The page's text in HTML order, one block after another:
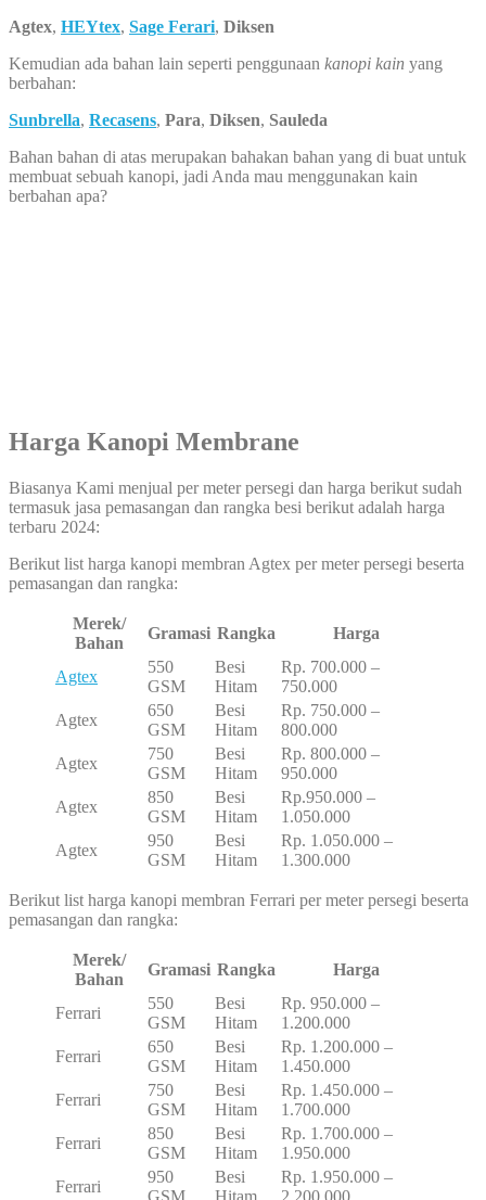
Agtex, HEYtex, Sage Ferari, Diksen
Kemudian ada bahan lain seperti penggunaan kanopi kain yang
berbahan:
Sunbrella, Recasens, Para, Diksen, Sauleda
Bahan bahan di atas merupakan bahakan bahan yang di buat untuk
membuat sebuah kanopi, jadi Anda mau menggunakan kain
berbahan apa?
Harga Kanopi Membrane
Biasanya Kami menjual per meter persegi dan harga berikut sudah
termasuk jasa pemasangan dan rangka besi berikut adalah harga
terbaru 2024:
Berikut list harga kanopi membran Agtex per meter persegi beserta
pemasangan dan rangka:
Merek/
Bahan
Gramasi Rangka Harga
Agtex
550
GSM
Besi
Hitam
Rp. 700.000 –
750.000
Agtex
650
GSM
Besi
Hitam
Rp. 750.000 –
800.000
Agtex
750
GSM
Besi
Hitam
Rp. 800.000 –
950.000
Agtex
850
GSM
Besi
Hitam
Rp.950.000 –
1.050.000
Agtex
950
GSM
Besi
Hitam
Rp. 1.050.000 –
1.300.000
Berikut list harga kanopi membran Ferrari per meter persegi beserta
pemasangan dan rangka:
Merek/
Bahan
Gramasi Rangka Harga
Ferrari
550
GSM
Besi
Hitam
Rp. 950.000 –
1.200.000
Ferrari
650
GSM
Besi
Hitam
Rp. 1.200.000 –
1.450.000
Ferrari
750
GSM
Besi
Hitam
Rp. 1.450.000 –
1.700.000
Ferrari
850
GSM
Besi
Hitam
Rp. 1.700.000 –
1.950.000
Ferrari
950
GSM
Besi
Hitam
Rp. 1.950.000 –
2.200.000